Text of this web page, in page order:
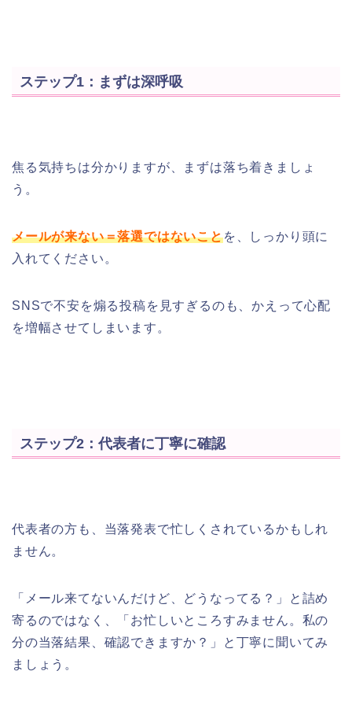
ステップ1：まずは深呼吸
焦る気持ちは分かりますが、まずは落ち着きましょ
う。
メールが来ない＝落選ではないことを、しっかり頭に
入れてください。
SNSで不安を煽る投稿を見すぎるのも、かえって心配
を増幅させてしまいます。
ステップ2：代表者に丁寧に確認
代表者の方も、当落発表で忙しくされているかもしれ
ません。
「メール来てないんだけど、どうなってる？」と詰め
寄るのではなく、「お忙しいところすみません。私の
分の当落結果、確認できますか？」と丁寧に聞いてみ
ましょう。